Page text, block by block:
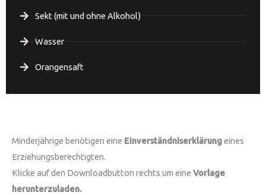
Sekt (mit und ohne Alkohol)
Wasser
Orangensaft
Minderjährige benötigen eine Einverständniserklärungeines
Erziehungsberechtigten.
Klicke auf den Downloadbutton rechts um eine Vorlage
herunterzuladen.